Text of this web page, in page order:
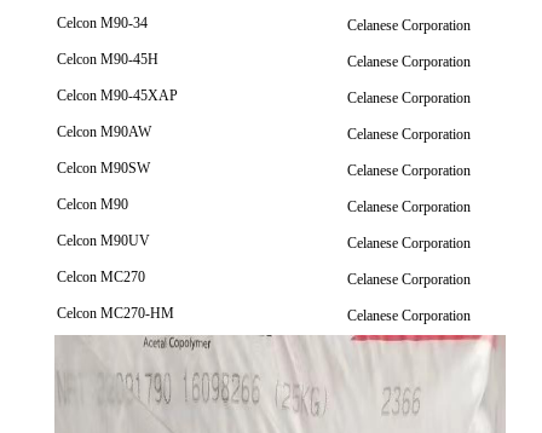
Celcon M90-34
Celanese Corporation
Celcon M90-45H
Celanese Corporation
Celcon M90-45XAP
Celanese Corporation
Celcon M90AW
Celanese Corporation
Celcon M90SW
Celanese Corporation
Celcon M90
Celanese Corporation
Celcon M90UV
Celanese Corporation
Celcon MC270
Celanese Corporation
Celcon MC270-HM
Celanese Corporation